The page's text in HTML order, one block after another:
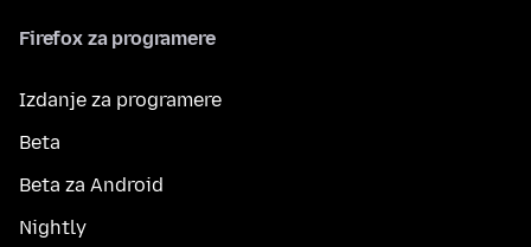
Firefox za programere
Izdanje za programere
Beta
Beta za Android
Nightly